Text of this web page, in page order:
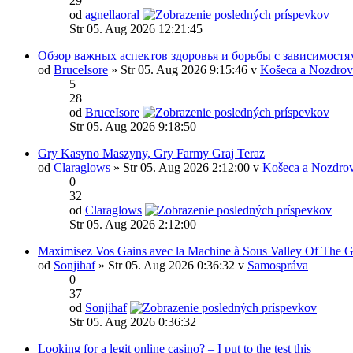
od agnellaoral
Str 05. Aug 2026 12:21:45
Обзор важных аспектов здоровья и борьбы с
od BruceIsore » Str 05. Aug 2026 9:15:46 v Košeca a
5
28
od BruceIsore
Str 05. Aug 2026 9:18:50
Gry Kasyno Maszyny, Gry Farmy Graj Teraz
od Claraglows » Str 05. Aug 2026 2:12:00 v Košeca a
0
32
od Claraglows
Str 05. Aug 2026 2:12:00
Maximisez Vos Gains avec la Machine à Sous Valley Of The
od Sonjihaf» Str 05. Aug 2026 0:36:32 v Samospráva
0
37
od Sonjihaf
Str 05. Aug 2026 0:36:32
Looking for a legit online casino? – I put to the test this